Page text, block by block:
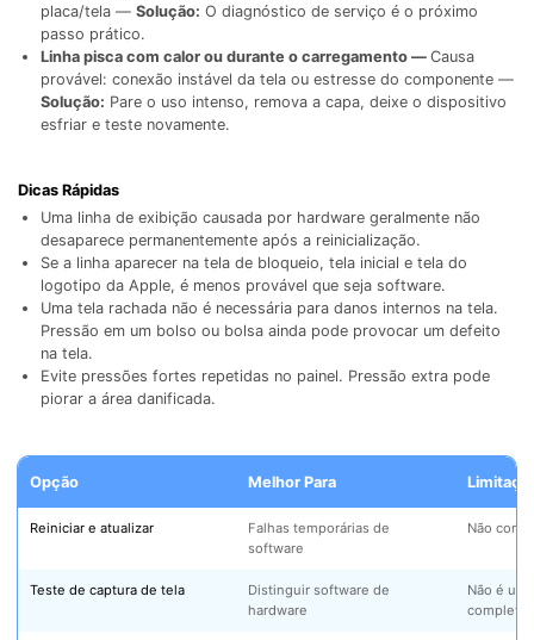
placa/tela — Solução: O diagnóstico de serviço é o próximo
passo prático.
Linha pisca com calor ou durante o carregamento — Causa
provável: conexão instável da tela ou estresse do componente —
Solução: Pare o uso intenso, remova a capa, deixe o dispositivo
esfriar e teste novamente.
Dicas Rápidas
Uma linha de exibição causada por hardware geralmente não
desaparece permanentemente após a reinicialização.
Se a linha aparecer na tela de bloqueio, tela inicial e tela do
logotipo da Apple, é menos provável que seja software.
Uma tela rachada não é necessária para danos internos na tela.
Pressão em um bolso ou bolsa ainda pode provocar um defeito
na tela.
Evite pressões fortes repetidas no painel. Pressão extra pode
piorar a área danificada.
Opção Melhor Para
Reiniciar e atualizar
Falhas temporárias de
software
Não
Teste de captura de tela
Distinguir software de
hardware
Não é um
completo